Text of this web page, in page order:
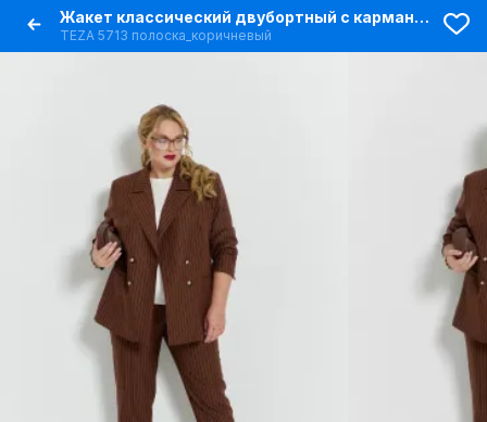
Жакет классический двубортный с карманами и вытачками
TEZA 5713 полоска_коричневый